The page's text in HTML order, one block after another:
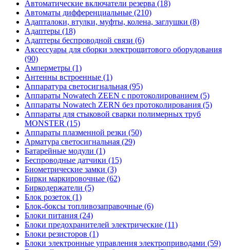
Автоматические включатели резерва (18)
Автоматы дифференциальные (210)
Адапталоки, втулки, муфты, колена, заглушки (8)
Адаптеры (18)
Адаптеры беспроводной связи (6)
Аксессуары для сборки электрощитового оборудования
(90)
Амперметры (1)
Антенны встроенные (1)
Аппаратура светосигнальная (95)
Аппараты Nowatech ZEEN c протоколированием (5)
Аппараты Nowatech ZERN без протоколирования (5)
Аппараты для стыковой сварки полимерных труб
MONSTER (15)
Аппараты плазменной резки (50)
Арматура светосигнальная (29)
Батарейные модули (1)
Беспроводные датчики (15)
Биометрические замки (3)
Бирки маркировочные (62)
Биркодержатели (5)
Блок розеток (1)
Блок-боксы топливозаправочные (6)
Блоки питания (24)
Блоки предохранителей электрические (11)
Блоки резисторов (1)
Блоки электронные управления электроприводами (59)